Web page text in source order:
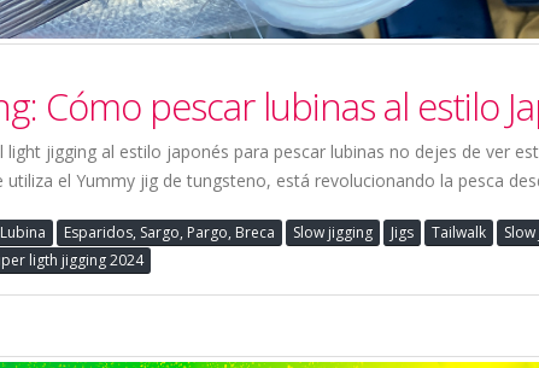
Cómo pescar lubinas al estilo
light jigging al estilo japonés para pescar lubinas no dejes de ver
utiliza el Yummy jig de tungsteno, está revolucionando la pesca
Lubina Esparidos, Sargo, Pargo, Breca Slow jigging Jigs Tailwalk Slow
ligth jigging 2024